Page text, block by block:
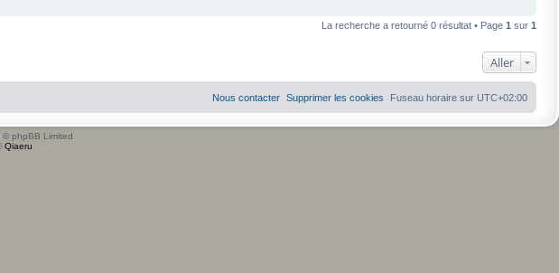
La recherche a retourné 0 résultat • Page 1 sur 1
Aller
Fuseau horaire sur UTC+02:00
Supprimer les cookies
Nous contacter
© phpBB Limited
Qiaeru